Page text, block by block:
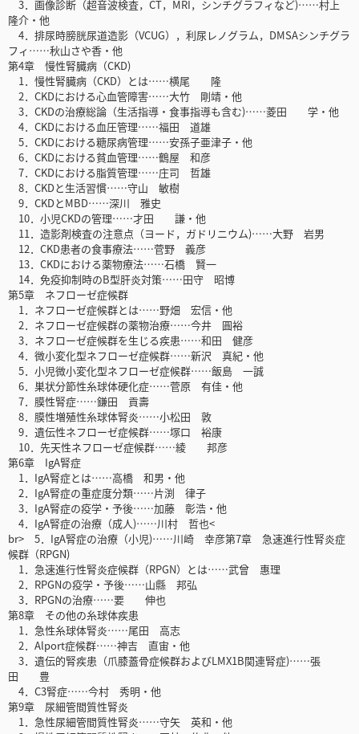
3．画像診断（超音波検査，CT，MRI，シンチグラフィなど)……村上
隆介・他
4．排尿時膀胱尿道造影（VCUG），利尿レノグラム，DMSAシンチグラ
フィ……秋山さや香・他
第4章 慢性腎臓病（CKD)
1．慢性腎臓病（CKD）とは……横尾 隆
2．CKDにおける心血管障害……大竹 剛靖・他
3．CKDの治療総論（生活指導・食事指導も含む)……菱田 学・他
4．CKDにおける血圧管理……福田 道雄
5．CKDにおける糖尿病管理……安孫子亜津子・他
6．CKDにおける貧血管理……鶴屋 和彦
7．CKDにおける脂質管理……庄司 哲雄
8．CKDと生活習慣……守山 敏樹
9．CKDとMBD……深川 雅史
10．小児CKDの管理……才田 謙・他
11．造影剤検査の注意点（ヨード，ガドリニウム)……大野 岩男
12．CKD患者の食事療法……菅野 義彦
13．CKDにおける薬物療法……石橋 賢一
14．免疫抑制時のB型肝炎対策……田守 昭博
第5章 ネフローゼ症候群
1．ネフローゼ症候群とは……野畑 宏信・他
2．ネフローゼ症候群の薬物治療……今井 圓裕
3．ネフローゼ症候群を生じる疾患……和田 健彦
4．微小変化型ネフローゼ症候群……新沢 真紀・他
5．小児微小変化型ネフローゼ症候群……飯島 一誠
6．巣状分節性糸球体硬化症……菅原 有佳・他
7．膜性腎症……鎌田 貢壽
8．膜性増殖性糸球体腎炎……小松田 敦
9．遺伝性ネフローゼ症候群……塚口 裕康
10．先天性ネフローゼ症候群……綾 邦彦
第6章 IgA腎症
1．IgA腎症とは……高橋 和男・他
2．IgA腎症の重症度分類……片渕 律子
3．IgA腎症の疫学・予後……加藤 彰浩・他
4．IgA腎症の治療（成人)……川村 哲也<
br> 5．IgA腎症の治療（小児)……川崎 幸彦第7章 急速進行性腎炎症
候群（RPGN)
1．急速進行性腎炎症候群（RPGN）とは……武曾 惠理
2．RPGNの疫学・予後……山縣 邦弘
3．RPGNの治療……要 伸也
第8章 その他の糸球体疾患
1．急性糸球体腎炎……尾田 高志
2．Alport症候群……神吉 直宙・他
3．遺伝的腎疾患（爪膝蓋骨症候群およびLMX1B関連腎症)……張
田 豊
4．C3腎症……今村 秀明・他
第9章 尿細管間質性腎炎
1．急性尿細管間質性腎炎……守矢 英和・他